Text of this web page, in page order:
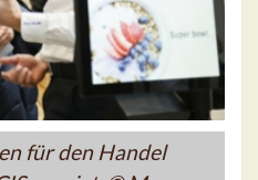
für den Handel